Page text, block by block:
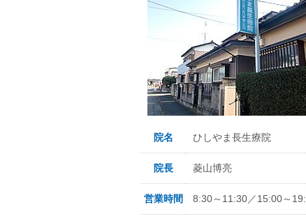
院名 ひしやま長生療院
院長 菱山博亮
営業時間 8:30～11:30／15:00～